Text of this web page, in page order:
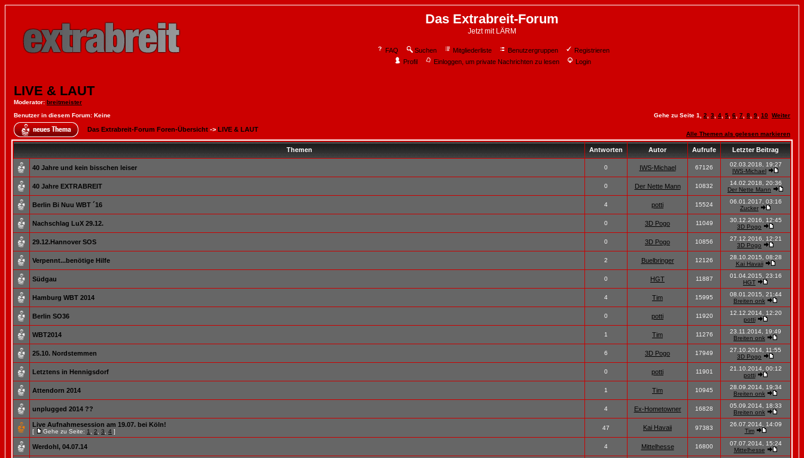
Das Extrabreit-Forum
Jetzt mit LÄRM
FAQ Suchen Mitgliederliste Benutzergruppen
Registrieren
Profil
Einloggen, um private Nachrichten zu lesen Login
LIVE & LAUT
Moderator: breitmeister
Benutzer in diesem Forum: Keine
Gehe zu Seite 1 2 3 4 5 6 7 8 9 10 Weiter
Das Extrabreit-Forum Foren-Übersicht -> LIVE & LAUT
Alle Themen als gelesen markieren
Themen Antworten Autor Aufrufe Letzter Beitrag
40 Jahre und kein bisschen leiser 0 IWS-Michael 67126
02.03.2018, 19:27
IWS-Michael
40 Jahre EXTRABREIT 0 Der Nette Mann 10832
14.02.2018, 20:36
Der Nette Mann
Berlin Bi Nuu WBT ´16 4 potti 15524
06.01.2017, 03:16
Zucker
Nachschlag LuX 29.12. 0 3D Pogo 11049
30.12.2016, 12:45
3D Pogo
29.12.Hannover SOS 0 3D Pogo 10856
27.12.2016, 12:21
3D Pogo
Verpennt...benötige Hilfe 2 Buelbringer 12126
28.10.2015, 08:28
Kai Havaii
Südgau 0 HGT 11887
01.04.2015, 23:16
HGT
Hamburg WBT 2014 4 Tim 15995
08.01.2015, 21:44
Breiten onk
Berlin SO36 0 potti 11920
12.12.2014, 12:20
potti
WBT2014 1 Tim 11276
23.11.2014, 19:49
Breiten onk
25.10. Nordstemmen 6 3D Pogo 17949
27.10.2014, 11:55
3D Pogo
Letztens in Hennigsdorf 0 potti 11901
21.10.2014, 00:12
potti
Attendorn 2014 1 Tim 10945
28.09.2014, 19:34
Breiten onk
unplugged 2014 ?? 4 Ex-Hometowner 16828
05.09.2014, 18:33
Breiten onk
Live Aufnahmesession am 19.07. bei Köln!
[ Gehe zu Seite: 1 2 3 4 ]
47 Kai Havaii 97383
26.07.2014, 14:09
Tim
Werdohl, 04.07.14 4 Mittelhesse 16800
07.07.2014, 15:24
Mittelhesse